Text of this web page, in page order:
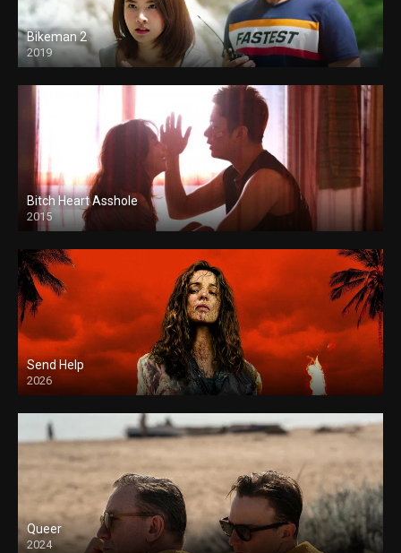
Bikeman 2
2019
Bitch Heart Asshole
2015
Send Help
2026
Queer
2024